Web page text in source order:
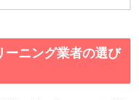
ーニング業者の選び